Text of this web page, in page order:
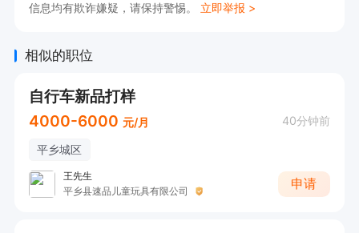
信息均有欺诈嫌疑，请保持警惕。 立即举报 >
相似的职位
自行车新品打样
4000-6000 元/月 40分钟前
平乡城区
王先生
平乡县速品儿童玩具有限公司
申请